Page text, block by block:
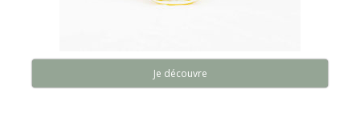
Je découvre